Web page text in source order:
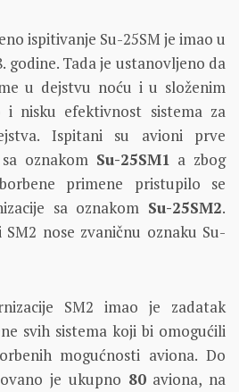
ispitivanje Su-25SM je imao u
godine. Tada je ustanovljeno da
u dejstvu noću i u složenim
i nisku efektivnost sistema za
Ispitani su avioni prve
oznakom Su-25SM1 a zbog
primene pristupilo se
sa oznakom Su-25SM2.
nose zvaničnu oznaku Su-
SM2 imao je zadatak
svih sistema koji bi omogućili
mogućnosti aviona. Do
je ukupno 80aviona, na